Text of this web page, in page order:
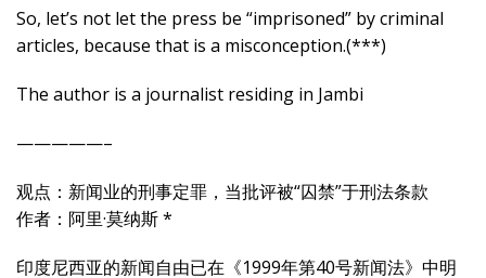
So, let’s not let the press be “imprisoned” by criminal
articles, because that is a misconception.(***)
The author is a journalist residing in Jambi
—————–
观点：新闻业的刑事定罪，当批评被“囚禁”于刑法条款
作者：阿里·莫纳斯 *
印度尼西亚的新闻自由已在《1999年第40号新闻法》中明